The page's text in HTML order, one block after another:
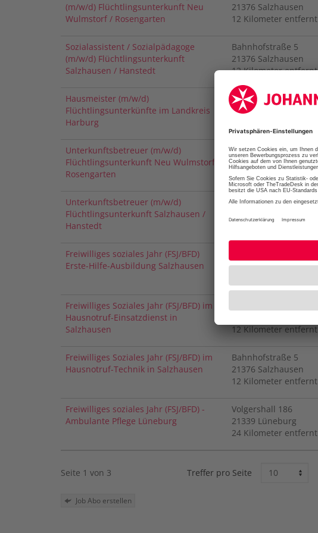
(m/w/d) Flüchtlingsunterkunft Neu
Wulmstorf / Rosengarten
21376 Salzhausen
12 Kilometer entfernt
Sozialassistent / Sozialpädagoge
(m/w/d) Flüchtlingsunterkunft
Salzhausen / Hanstedt
Bahnhofstraße 5
21376 Salzhausen
12 Kilometer entfernt
Hausmeister (m/w/d)
Flüchtlingsunterkünfte im Landkreis
Harburg
Marktplatz24
21629
Unterkunftsbetreuer (m/w/d)
Flüchtlingsunterkunft Neu Wulmstorf /
Rosengarten
Bahnhofstraße5
21376Salzhausen
12 Kilometer entfernt
Unterkunftsbetreuer (m/w/d)
Flüchtlingsunterkunft Salzhausen /
Hanstedt
Bahnhofstraße5
12 Kilometer entfernt
Freiwilliges soziales Jahr (FSJ/BFD)
Erste-Hilfe-Ausbildung Salzhausen
21376Salzhausen
Freiwilliges Soziales Jahr (FSJ/BFD) im
Hausnotruf-Einsatzdienst in
Salzhausen
12 Kilometer entfernt
Freiwilliges Soziales Jahr (FSJ/BFD) im
Hausnotruf-Technik in Salzhausen
Bahnhofstraße 5
21376 Salzhausen
12 Kilometer entfernt
Freiwilliges soziales Jahr (FSJ/BFD) -
Ambulante Pflege Lüneburg
Volgershall 186
21339 Lüneburg
24 Kilometer entfernt
Seite 1 von 3 Treffer pro Seite
Job Abo erstellen